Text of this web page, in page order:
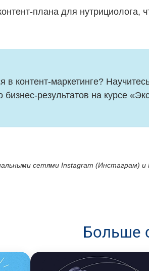
плана для нутрициолога,
в контент-маркетинге?
бизнес-результатов на курсе
сетями Instagram (Инстаграм)
Больше